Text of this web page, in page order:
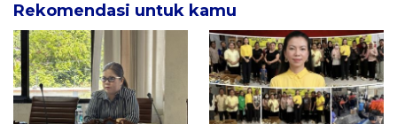
Rekomendasi untuk kamu